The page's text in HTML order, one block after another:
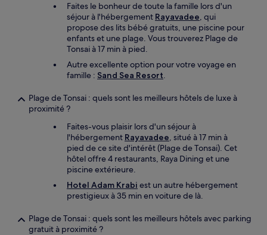
Faites le bonheur de toute la famille lors d'un
séjour à l'hébergement Rayavadee, qui
propose des lits bébé gratuits, une piscine pour
enfants et une plage. Vous trouverez Plage de
Tonsai à 17 min à pied.
Autre excellente option pour votre voyage en
famille : Sand Sea Resort.
Plage de Tonsai : quels sont les meilleurs hôtels de luxe à
proximité ?
Faites-vous plaisir lors d'un séjour à
l'hébergement Rayavadee, situé à 17 min à
pied de ce site d'intérêt (Plage de Tonsai). Cet
hôtel offre 4 restaurants, Raya Dining et une
piscine extérieure.
Hotel Adam Krabi est un autre hébergement
prestigieux à 35 min en voiture de là.
Plage de Tonsai : quels sont les meilleurs hôtels avec parking
gratuit à proximité ?